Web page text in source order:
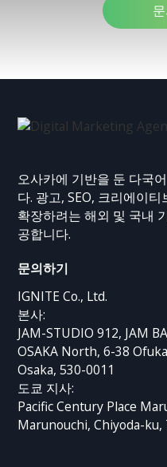
오사카에 기반을 둔 다국
다. 광고, SEO, 크리에이
확장하려는 해외 및 국내
공합니다.
문의하기
IGNITE Co., Ltd.
본사:
JAM-STUDIO 912, JAM
OSAKA North, 6-38
Osaka, 530-0011
도쿄 지사:
Pacific Century Place
Marunouchi, Chiyoda-ku,